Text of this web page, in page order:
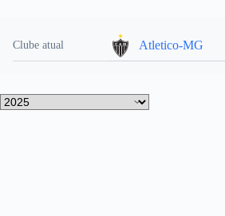
Clube atual Atletico-MG